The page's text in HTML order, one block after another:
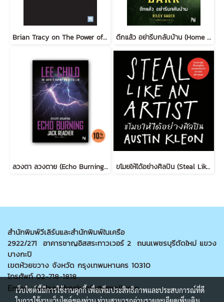
Brian Tracy on The Power of Self-Confidence ดึกแล้ว อย่ารีบกลับบ้าน (Home Before Dark)
ลวงตา ลวงตาย (Echo Burning) [ฉบับปรับปรุง] #5 ขโมยให้ได้อย่างศิลปิน (Steal Like an Artist) (ฉบับปรับปรุง)
สำนักพิมพ์วีเลิร์นและสำนักพิมพ์ในเครือ
2922/271 อาคารชาญอิสสระทาวเวอร์ 2 ถนนเพชรบุรีตัดใหม่ แขวง
บางกะปิ
เขตห้วยขวาง จังหวัด กรุงเทพมหานคร 10310
โทรศัพท์ 02-718-1818
Email : welearnbook.info@gmail.com
เว็บไซต์นี้มีการใช้งานคุกกี้ เพื่อเพิ่มประสิทธิภาพและประสบการณ์ที่ดี